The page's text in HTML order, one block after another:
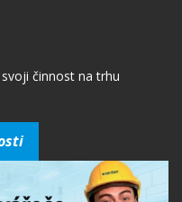
činnost na trhu